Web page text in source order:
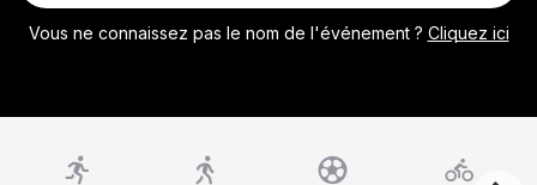
Vous ne connaissez pas le nom de l'événement ? Cliquez ici